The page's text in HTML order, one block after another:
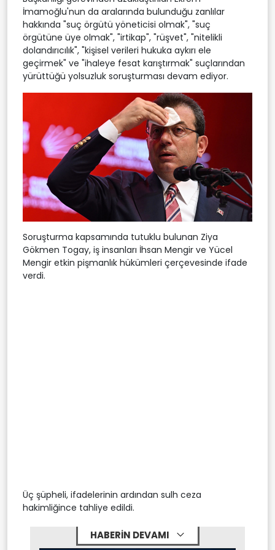
İmamoğlu'nun da aralarında bulunduğu zanlılar
hakkında "suç örgütü yöneticisi olmak", "suç
örgütüne üye olmak", "irtikap", "rüşvet", "nitelikli
dolandırıcılık", "kişisel verileri hukuka aykırı ele
geçirmek" ve "ihaleye fesat karıştırmak" suçlarından
yürüttüğü yolsuzluk soruşturması devam ediyor.
Soruşturma kapsamında tutuklu bulunan Ziya
Gökmen Togay, iş insanları İhsan Mengir ve Yücel
Mengir etkin pişmanlık hükümleri çerçevesinde ifade
verdi.
Üç şüpheli, ifadelerinin ardından sulh ceza
hakimliğince tahliye edildi.
HABERİN DEVAMI